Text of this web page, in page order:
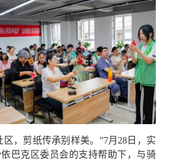
区，剪纸传承别样美。”7月28日，实
巴克区委员会的支持帮助下，与骑